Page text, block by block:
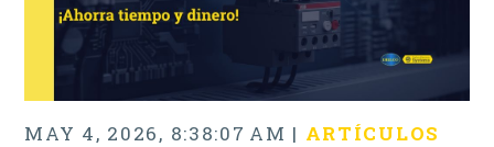
MAY 4, 2026, 8:38:07 AM | ARTÍCULOS